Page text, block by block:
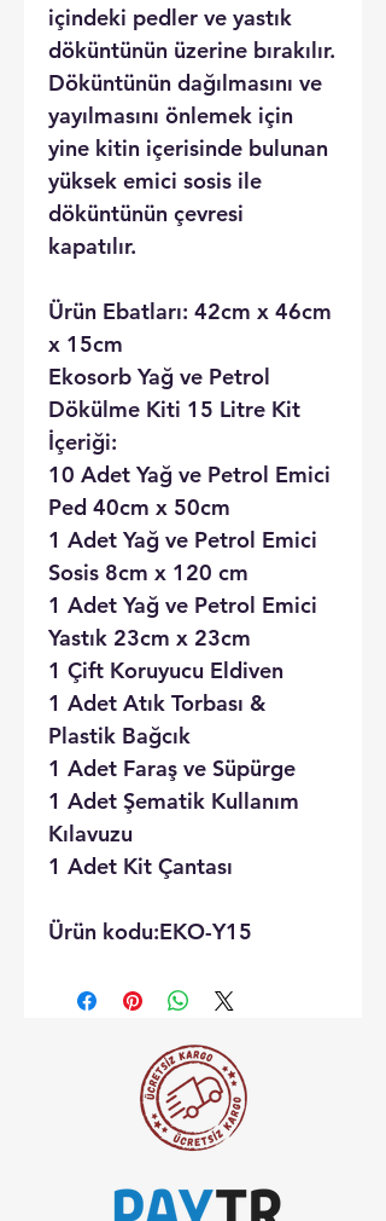
içindeki pedler ve yastık
döküntünün üzerine bırakılır.
Döküntünün dağılmasını ve
yayılmasını önlemek için
yine kitin içerisinde bulunan
yüksek emici sosis ile
döküntünün çevresi
kapatılır.
Ürün Ebatları: 42cm x 46cm
x 15cm
Ekosorb Yağ ve Petrol
Dökülme Kiti 15 Litre Kit
İçeriği:
10 Adet Yağ ve Petrol Emici
Ped 40cm x 50cm
1 Adet Yağ ve Petrol Emici
Sosis 8cm x 120 cm
1 Adet Yağ ve Petrol Emici
Yastık 23cm x 23cm
1 Çift Koruyucu Eldiven
1 Adet Atık Torbası &
Plastik Bağcık
1 Adet Faraş ve Süpürge
1 Adet Şematik Kullanım
Kılavuzu
1 Adet Kit Çantası
Ürün kodu:EKO-Y15